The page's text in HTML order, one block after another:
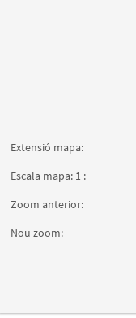
Extensió mapa:
Escala mapa: 1 :
Zoom anterior:
Nou zoom: